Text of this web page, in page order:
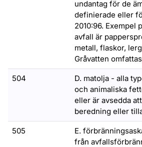
undantag för de
definierade eller
2010:96. Exempel
avfall är
metall, flaskor,
Gråvatten
504
D. matolja - alla
och animaliska
eller är avsedda
beredning eller
505
E.
från